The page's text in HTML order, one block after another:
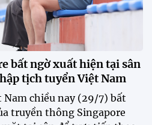
đặt bút ký bằng niềm tin và
An chính thức có nhà tài trợ